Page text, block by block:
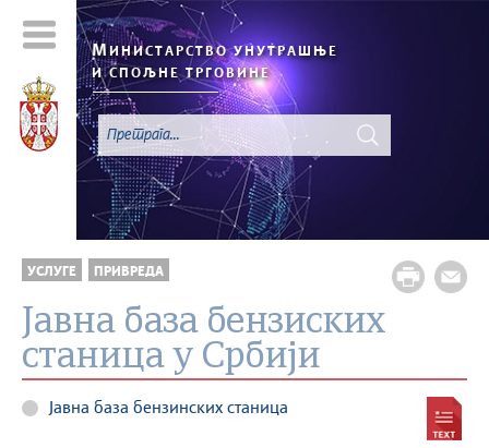
М ИНИСТАРСТВО УНУТРАШЊЕ
И СПОЉНЕ ТРГОВИНЕ
УСЛУГЕ ПРИВРЕДА
Јавна база бензиских
станица у Србији
Јавна база бензинских станица